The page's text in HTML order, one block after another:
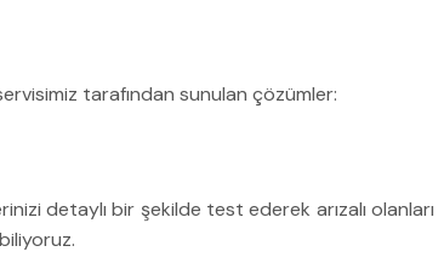
tarafından sunulan çözümler:
detaylı bir şekilde test ederek arızalı olanları